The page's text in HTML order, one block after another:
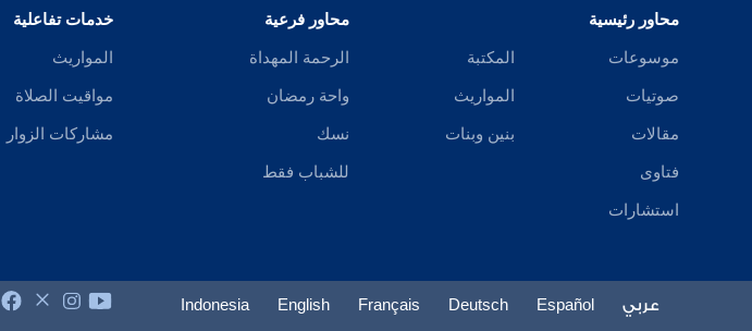
خوروست
محاور رئيسية
موسوعات
صوتيات
مقالات
فتاوى
استشارات
المكتبة
المواريث
بنين وبنات
محاور فرعية
الرحمة المهداة
واحة رمضان
نسك
للشباب فقط
خدمات تفاعلية
المواريث
مواقيت الصلاة
مشاركات الزوار
عربي Español
Deutsch
Français
English
Indonesia